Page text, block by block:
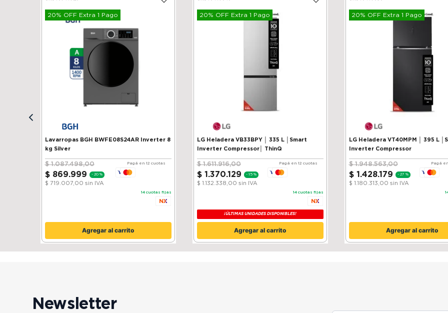
20% OFF Extra 1 Pago
Lavarropas BGH BWFE08S24AR Inverter 8
kg Silver
$ 1.087.498,00
$ 869.999 - 20 %
$ 719.007,00 sin IVA
Pagá en 12 cuotas
14 cuotas fijas
Agregar al carrito
20% OFF Extra 1 Pago
LG Heladera VB33BPY │ 335 L │Smart
Inverter Compressor│ ThinQ
$ 1.611.916,00
$ 1 .370.129 - 15 %
$ 1.132.338,00 sin IVA
Pagá en 12 cuotas
14 cuotas fijas
¡ÚLTIMAS UNIDADES DISPONIBLES!
Agregar al carrito
20% OFF Extra 1 Pago
LG Heladera VT40MPM │ 395 L
Inverter Compressor
$ 1.948.563,00
$ 1 .428.179 - 27 %
$ 1.180.313,00 sin IVA
Pagá
Agregar al carrito
Newsletter